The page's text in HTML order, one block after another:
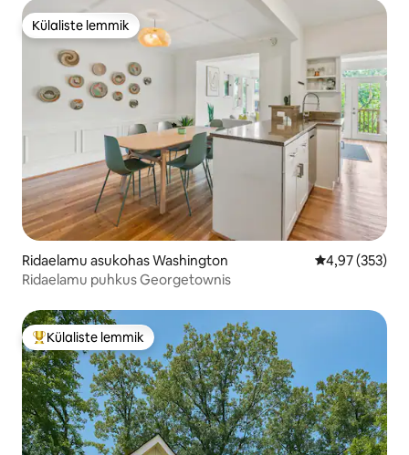
Külaliste lemmik
Külaliste lemmik
Ridaelamu asukohas Washington Keskmine
4,97 (353)
Ridaelamu puhkus Georgetownis
Külaliste suur lemmik
Külaliste lemmik